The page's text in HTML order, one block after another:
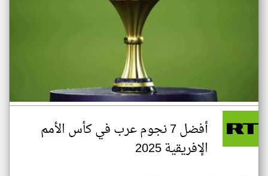
أفضل 7 نجوم عرب في كأس الأمم
الإفريقية 2025